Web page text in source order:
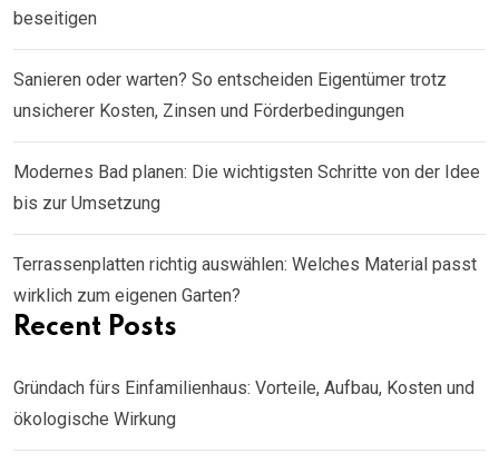
beseitigen
Sanieren oder warten? So entscheiden Eigentümer trotz
unsicherer Kosten, Zinsen und Förderbedingungen
Modernes Bad planen: Die wichtigsten Schritte von der Idee
bis zur Umsetzung
Terrassenplatten richtig auswählen: Welches Material passt
wirklich zum eigenen Garten?
Recent Posts
Gründach fürs Einfamilienhaus: Vorteile, Aufbau, Kosten und
ökologische Wirkung